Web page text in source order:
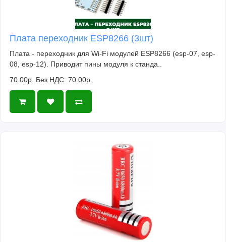
Плата переходник ESP8266 (3шт)
Плата - переходник для Wi-Fi модулей ESP8266 (esp-07, esp-
08, esp-12). Приводит пины модуля к станда..
70.00р. Без НДС: 70.00р.